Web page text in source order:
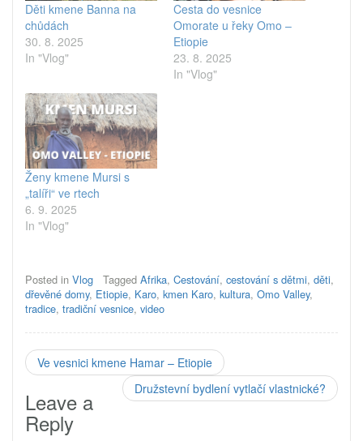
Děti kmene Banna na
chůdách
30. 8. 2025
In "Vlog"
Cesta do vesnice
Omorate u řeky Omo –
Etiopie
23. 8. 2025
In "Vlog"
Ženy kmene Mursi s
„talíři“ ve rtech
6. 9. 2025
In "Vlog"
Posted in Vlog Tagged Afrika, Cestování, cestování s dětmi, děti,
dřevěné domy, Etiopie, Karo, kmen Karo, kultura, Omo Valley,
tradice, tradiční vesnice, video
Ve vesnici kmene Hamar – Etiopie
Družstevní bydlení vytlačí vlastnické?
Leave a
Reply